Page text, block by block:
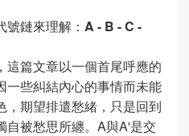
鏈來理解： A - B - C -
這篇文章以一個首尾呼應的
一些糾結內心的事情而未能
，期望排遣愁緒，只是回到
自被愁思所纏。A與A'是交